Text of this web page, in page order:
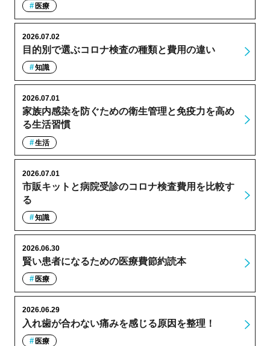
医療
目的別で選ぶコロナ検査の種類と費用の違い
2026.07.02
知識
家族内感染を防ぐための衛生管理と免疫力を高め
る生活習慣
2026.07.01
生活
市販キットと病院受診のコロナ検査費用を比較す
る
2026.07.01
知識
賢い患者になるための医療費節約読本
2026.06.30
医療
入れ歯が合わない痛みを感じる原因を整理！
2026.06.29
医療